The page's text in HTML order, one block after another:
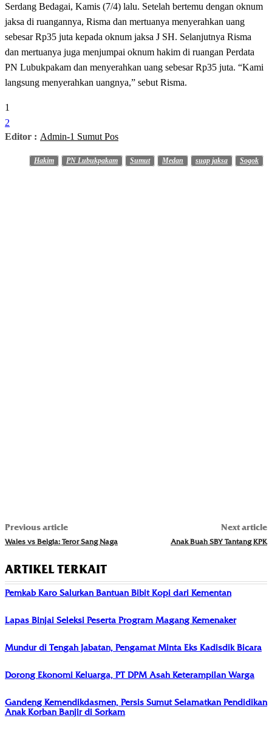
Serdang Bedagai, Kamis (7/4) lalu. Setelah bertemu dengan oknum
jaksa di ruangannya, Risma dan mertuanya menyerahkan uang
sebesar Rp35 juta kepada oknum jaksa J SH. Selanjutnya Risma
dan mertuanya juga menjumpai oknum hakim di ruangan Perdata
PN Lubukpakam dan menyerahkan uang sebesar Rp35 juta. “Kami
langsung menyerahkan uangnya,” sebut Risma.
1
2
Editor : Admin-1 Sumut Pos
Hakim PN Lubukpakam Sumut Medan suap jaksa Sogok
Previous article
Wales vs Belgia: Teror Sang Naga
Next article
Anak Buah SBY Tantang KPK
ARTIKEL TERKAIT
Pemkab Karo Salurkan Bantuan Bibit Kopi dari Kementan
Lapas Binjai Seleksi Peserta Program Magang Kemenaker
Mundur di Tengah Jabatan, Pengamat Minta Eks Kadisdik Bicara
Dorong Ekonomi Keluarga, PT DPM Asah Keterampilan Warga
Gandeng Kemendikdasmen, Persis Sumut Selamatkan Pendidikan
Anak Korban Banjir di Sorkam